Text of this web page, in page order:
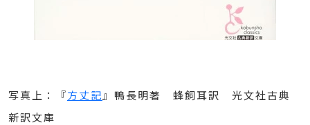
写真上：『方丈記 』鴨長明著 蜂飼耳訳 光文社古典
新訳文庫